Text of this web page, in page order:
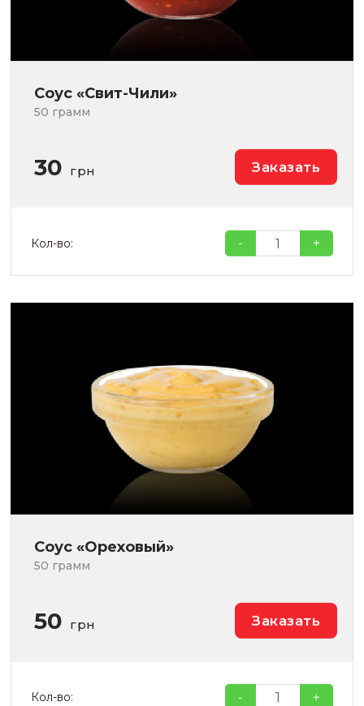
Соус «Свит-Чили»
50 грамм
30 грн Заказать
Кол-во: - +
Соус «Ореховый»
50 грамм
50 грн Заказать
Кол-во: - +